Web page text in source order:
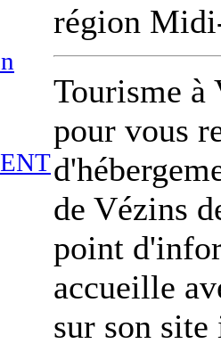
région
Tourisme à
pour vous
de Vézins
point
accueille
sur son